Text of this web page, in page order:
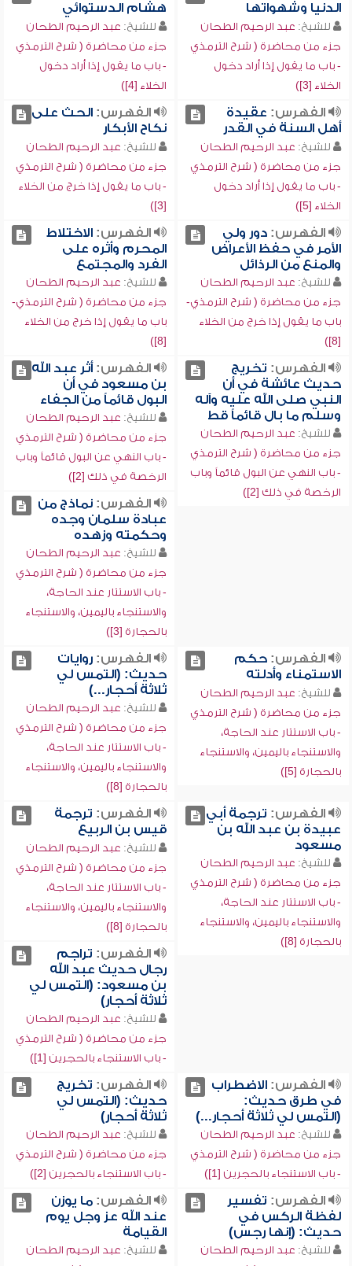
الدنيا وشهواتها
للشيخ: عبد الرحيم الطحان
جزء من محاضرة ( شرح الترمذي
- باب ما يقول إذا أراد دخول
الخلاء [3])
هشام الدستوائي
للشيخ: عبد الرحيم الطحان
جزء من محاضرة ( شرح الترمذي
- باب ما يقول إذا أراد دخول
الخلاء [4])
الفهرس: عقيدة
أهل السنة في القدر
للشيخ: عبد الرحيم الطحان
جزء من محاضرة ( شرح الترمذي
- باب ما يقول إذا أراد دخول
الخلاء [5])
الفهرس:الحث على
نكاح الأبكار
للشيخ: عبد الرحيم الطحان
جزء من محاضرة ( شرح الترمذي
- باب ما يقول إذا خرج من الخلاء
[3])
الفهرس:دور ولي
الأمر في حفظ الأعراض
والمنع من الرذائل
للشيخ: عبد الرحيم الطحان
جزء من محاضرة ( شرح الترمذي-
باب ما يقول إذا خرج من الخلاء
[8])
الفهرس:الاختلاط
المحرم وأثره على
الفرد والمجتمع
للشيخ: عبد الرحيم الطحان
جزء من محاضرة ( شرح الترمذي-
باب ما يقول إذا خرج من الخلاء
[8])
الفهرس: تخريج
حديث عائشة في أن
النبي صلى الله عليه وآله
وسلم ما بال قائماً قط
للشيخ: عبد الرحيم الطحان
جزء من محاضرة ( شرح الترمذي
- باب النهي عن البول قائماً وباب
الرخصة في ذلك [2])
الفهرس:أثر عبد الله
بن مسعود في أن
البول قائماً من الجفاء
للشيخ: عبد الرحيم الطحان
جزء من محاضرة ( شرح الترمذي
- باب النهي عن البول قائماً وباب
الرخصة في ذلك [2])
الفهرس:نماذج من
عبادة سلمان وجده
وحكمته وزهده
للشيخ: عبد الرحيم الطحان
جزء من محاضرة ( شرح الترمذي
- باب الاستتار عند الحاجة،
والاستنجاء باليمين، والاستنجاء
بالحجارة [3])
الفهرس:حكم
الاستمناء وأدلته
للشيخ: عبد الرحيم الطحان
جزء من محاضرة ( شرح الترمذي
- باب الاستتار عند الحاجة،
والاستنجاء باليمين، والاستنجاء
بالحجارة [5])
الفهرس:روايات
حديث: (التمس لي
ثلاثة أحجار...)
للشيخ: عبد الرحيم الطحان
جزء من محاضرة ( شرح الترمذي
- باب الاستتار عند الحاجة،
والاستنجاء باليمين، والاستنجاء
بالحجارة [8])
الفهرس: ترجمة أبي
عبيدة بن عبد الله بن
مسعود
للشيخ: عبد الرحيم الطحان
جزء من محاضرة ( شرح الترمذي
- باب الاستتار عند الحاجة،
والاستنجاء باليمين، والاستنجاء
بالحجارة [8])
الفهرس: ترجمة
قيس بن الربيع
للشيخ: عبد الرحيم الطحان
جزء من محاضرة ( شرح الترمذي
- باب الاستتار عند الحاجة،
والاستنجاء باليمين، والاستنجاء
بالحجارة [8])
الفهرس: تراجم
رجال حديث عبد الله
بن مسعود: (التمس لي
ثلاثة أحجار)
للشيخ: عبد الرحيم الطحان
جزء من محاضرة ( شرح الترمذي
- باب الاستنجاء بالحجرين [1])
الفهرس:الاضطراب
في طرق حديث:
(التمس لي ثلاثة أحجار...)
للشيخ: عبد الرحيم الطحان
جزء من محاضرة ( شرح الترمذي
- باب الاستنجاء بالحجرين [1])
الفهرس: تخريج
حديث: (التمس لي
ثلاثة أحجار)
للشيخ: عبد الرحيم الطحان
جزء من محاضرة ( شرح الترمذي
- باب الاستنجاء بالحجرين [2])
الفهرس: تفسير
لفظة الركس في
حديث: (إنها رجس)
للشيخ: عبد الرحيم الطحان
الفهرس:ما يوزن
عند الله عز وجل يوم
القيامة
للشيخ: عبد الرحيم الطحان